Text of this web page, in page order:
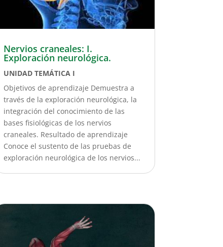
Nervios craneales: I.
Exploración neurológica.
UNIDAD TEMÁTICA I
Objetivos de aprendizaje Demuestra a
través de la exploración neurológica, la
integración del conocimiento de las
bases fisiológicas de los nervios
craneales. Resultado de aprendizaje
Conoce el sustento de las pruebas de
exploración neurológica de los nervios...